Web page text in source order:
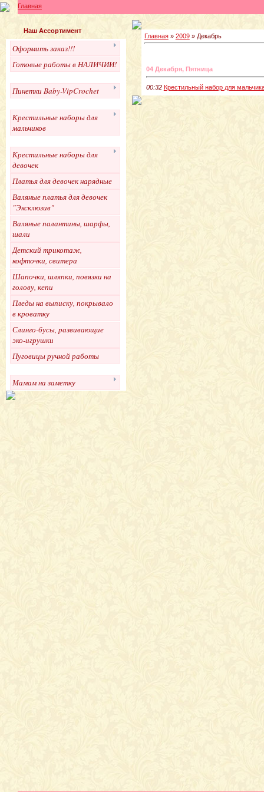
Главная
Наш Ассортимент
Оформить заказ!!!
Готовые работы в НАЛИЧИИ!
Пинетки Baby-VipCrochet
Крестильные наборы для
мальчиков
Крестильные наборы для
девочек
Платья для девочек нарядные
Валяные платья для девочек
"Эксклюзив"
Валяные палантины, шарфы,
шали
Детский трикотаж,
кофточки, свитера
Шапочки, шляпки, повязки на
голову, кепи
Пледы на выписку, покрывало
в кроватку
Слинго-бусы, развивающие
эко-игрушки
Пуговицы ручной работы
Мамам на заметку
Главная» 2009 » Декабрь
04 Декабря, Пятница
00:32 Крестильный набор для